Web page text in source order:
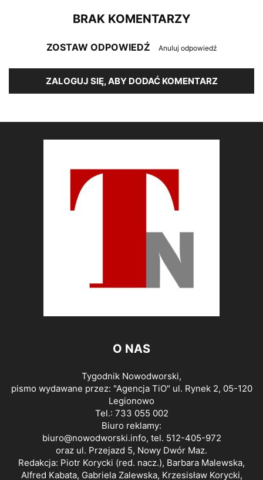
BRAK KOMENTARZY
ZOSTAW ODPOWIEDŹ Anuluj odpowiedź
ZALOGUJ SIĘ, ABY DODAĆ KOMENTARZ
O NAS
Tygodnik Nowodworski,
pismo wydawane przez: "Agencja TiO" ul. Rynek 2, 05-120
Legionowo
Tel.: 733 055 002
Biuro reklamy:
biuro@nowodworski.info, tel. 512-405-972
oraz ul. Przejazd 5, Nowy Dwór Maz.
Redakcja: Piotr Korycki (red. nacz.), Barbara Malewska,
Alfred Kabata, Gabriela Zalewska, Krzesisław Korycki,